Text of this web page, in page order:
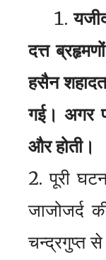
दत्त
हसैन
गई। अगर
और होती।
पूरी
जाजोजर्द
चन्द्रगुप्त